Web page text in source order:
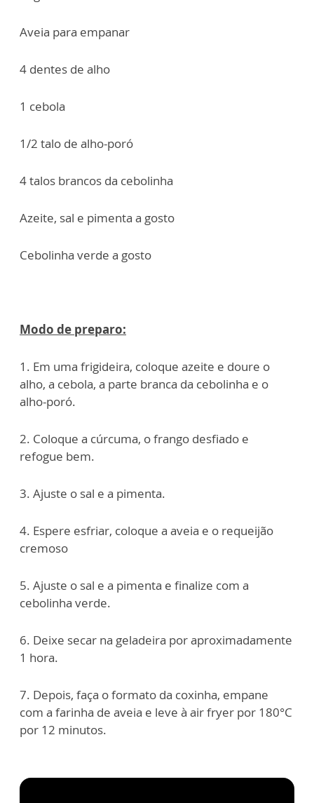
Aveia para empanar
4 dentes de alho
1 cebola
1/2 talo de alho-poró
4 talos brancos da cebolinha
Azeite, sal e pimenta a gosto
Cebolinha verde a gosto
Modo de preparo:
1. Em uma frigideira, coloque azeite e doure o
alho, a cebola, a parte branca da cebolinha e o
alho-poró.
2. Coloque a cúrcuma, o frango desfiado e
refogue bem.
3. Ajuste o sal e a pimenta.
4. Espere esfriar, coloque a aveia e o requeijão
cremoso
5. Ajuste o sal e a pimenta e finalize com a
cebolinha verde.
6. Deixe secar na geladeira por aproximadamente
1 hora.
7. Depois, faça o formato da coxinha, empane
com a farinha de aveia e leve à air fryer por 180°C
por 12 minutos.